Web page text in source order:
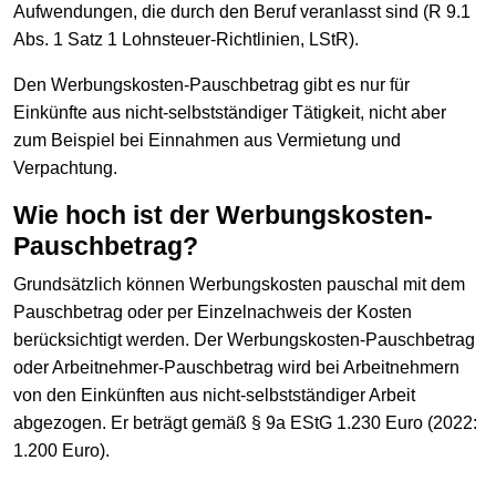
Aufwendungen, die durch den Beruf veranlasst sind (R 9.1
Abs. 1 Satz 1 Lohnsteuer-Richtlinien, LStR).
Den Werbungskosten-Pauschbetrag gibt es nur für
Einkünfte aus nicht-selbstständiger Tätigkeit, nicht aber
zum Beispiel bei Einnahmen aus Vermietung und
Verpachtung.
Wie hoch ist der Werbungskosten-
Pauschbetrag?
Grundsätzlich können Werbungskosten pauschal mit dem
Pauschbetrag oder per Einzelnachweis der Kosten
berücksichtigt werden. Der Werbungskosten-Pauschbetrag
oder Arbeitnehmer-Pauschbetrag wird bei Arbeitnehmern
von den Einkünften aus nicht-selbstständiger Arbeit
abgezogen. Er beträgt gemäß § 9a EStG 1.230 Euro (2022:
1.200 Euro).